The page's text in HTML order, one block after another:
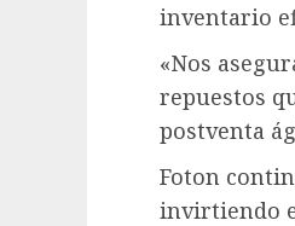
inventario
«Nos
repuestos
postventa
Foton
invirtiendo